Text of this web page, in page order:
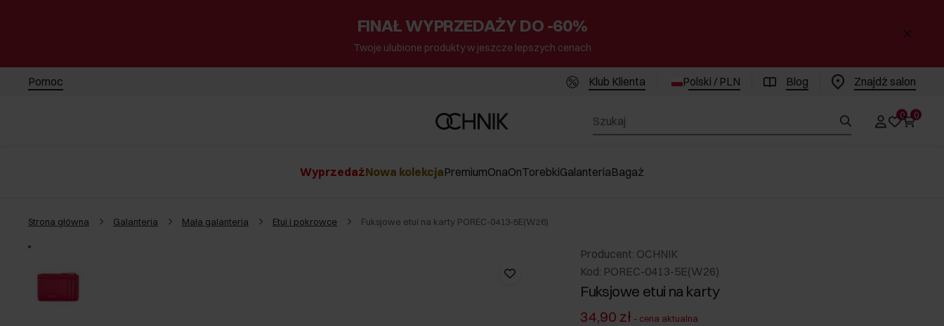
FINAŁ WYPRZEDAŻY DO -60%
Twoje ulubione produkty w jeszcze lepszych cenach
Pomoc Klub Klienta Polski / PLN Blog Znajdż salon
0 0
WyprzedażNowa kolekcjaPremiumOnaOnTorebkiGalanteriaBagaż
Strona główna Galanteria Mała galanteria Etui i pokrowce Fuksjowe etui na karty POREC-0413-5E(W26)
Producent: OCHNIK
Kod: POREC-0413-5E(W26)
Fuksjowe etui na karty
34,90 zł - cena aktualna